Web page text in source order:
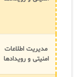
مدیریت اطلاعات
امنیتی و رویدادها